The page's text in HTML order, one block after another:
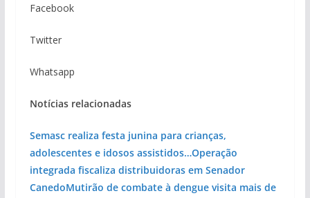
Facebook
Twitter
Whatsapp
Notícias relacionadas
Semasc realiza festa junina para crianças,
adolescentes e idosos assistidos…Operação
integrada fiscaliza distribuidoras em Senador
CanedoMutirão de combate à dengue visita mais de